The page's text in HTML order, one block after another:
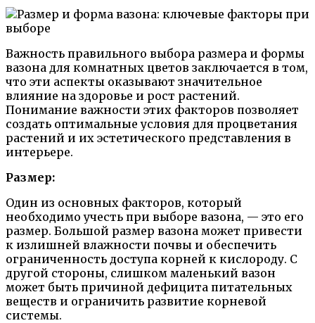
Важность правильного выбора размера и формы
вазона для комнатных цветов заключается в том,
что эти аспекты оказывают значительное
влияние на здоровье и рост растений.
Понимание важности этих факторов позволяет
создать оптимальные условия для процветания
растений и их эстетического представления в
интерьере.
Размер:
Один из основных факторов, который
необходимо учесть при выборе вазона, — это его
размер. Большой размер вазона может привести
к излишней влажности почвы и обеспечить
ограниченность доступа корней к кислороду. С
другой стороны, слишком маленький вазон
может быть причиной дефицита питательных
веществ и ограничить развитие корневой
системы.